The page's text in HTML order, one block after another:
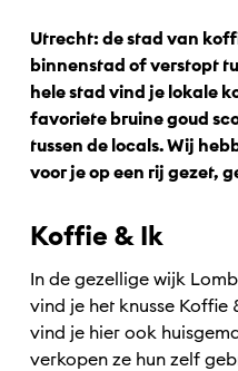
Utrecht: de stad van
binnenstad of verstopt
hele stad vind je lokale
favoriete bruine goud
tussen de locals. Wij
voor je op een rij gezet,
Koffie & Ik
In de gezellige wijk
vind je het knusse
vind je hier ook
verkopen ze hun zelf